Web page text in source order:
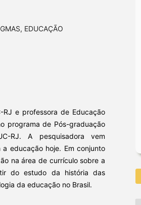
EDUCAÇÃO
e professora de Educação
programa de Pós-graduação
RJ. A pesquisadora vem
educação hoje. Em conjunto
na área de currículo sobre a
do estudo da história das
da educação no Brasil.